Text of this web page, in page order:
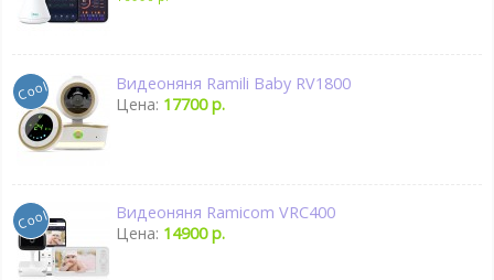
Видеоняня Ramili Baby RV1800
Цена: 17700 р.
Видеоняня Ramicom VRC400
Цена: 14900 р.